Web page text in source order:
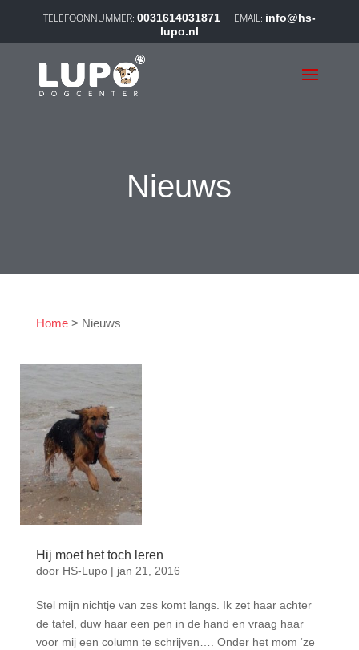
0031614031871
info@hs-
lupo.nl
Nieuws
Home> Nieuws
Hij moet het toch leren
door HS-Lupo| jan 21, 2016
Stel mijn nichtje van zes komt langs. Ik zet haar achter
de tafel, duw haar een pen in de hand en vraag haar
voor mij een column te schrijven…. Onder het mom ‘ze